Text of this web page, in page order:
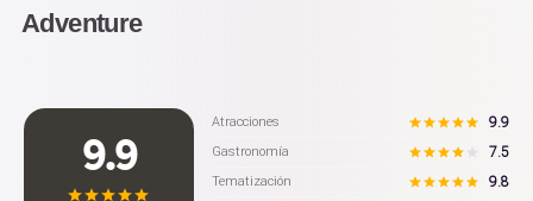
Adventure
9.9
Atracciones 9.9
Gastronomía 7.5
Tematización 9.8